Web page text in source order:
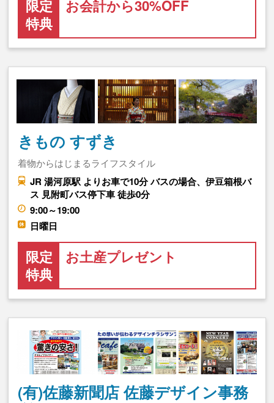
限定
特典
お会計から30%OFF
きもの すずき
着物からはじまるライフスタイル
JR 湯河原駅 よりお車で10分 バスの場合、伊豆箱根バ
ス 見附町バス停下車 徒歩0分
9:00～19:00
日曜日
限定
特典
お土産プレゼント
(有)佐藤新聞店 佐藤デザイン事務